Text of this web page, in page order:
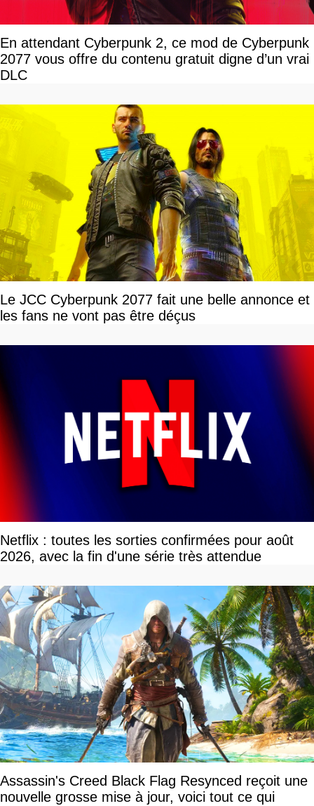
En attendant Cyberpunk 2, ce mod de Cyberpunk
2077 vous offre du contenu gratuit digne d’un vrai
DLC
Le JCC Cyberpunk 2077 fait une belle annonce et
les fans ne vont pas être déçus
Netflix : toutes les sorties confirmées pour août
2026, avec la fin d'une série très attendue
Assassin's Creed Black Flag Resynced reçoit une
nouvelle grosse mise à jour, voici tout ce qui